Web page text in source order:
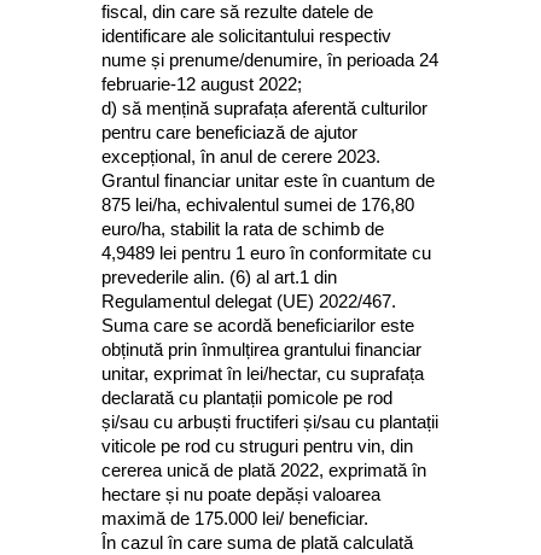
fiscal, din care să rezulte datele de
identificare ale solicitantului respectiv
nume și prenume/denumire, în perioada 24
februarie-12 august 2022;
d) să mențină suprafața aferentă culturilor
pentru care beneficiază de ajutor
excepțional, în anul de cerere 2023.
Grantul financiar unitar este în cuantum de
875 lei/ha, echivalentul sumei de 176,80
euro/ha, stabilit la rata de schimb de
4,9489 lei pentru 1 euro în conformitate cu
prevederile alin. (6) al art.1 din
Regulamentul delegat (UE) 2022/467.
Suma care se acordă beneficiarilor este
obținută prin înmulțirea grantului financiar
unitar, exprimat în lei/hectar, cu suprafața
declarată cu plantații pomicole pe rod
și/sau cu arbuști fructiferi și/sau cu plantații
viticole pe rod cu struguri pentru vin, din
cererea unică de plată 2022, exprimată în
hectare și nu poate depăși valoarea
maximă de 175.000 lei/ beneficiar.
În cazul în care suma de plată calculată